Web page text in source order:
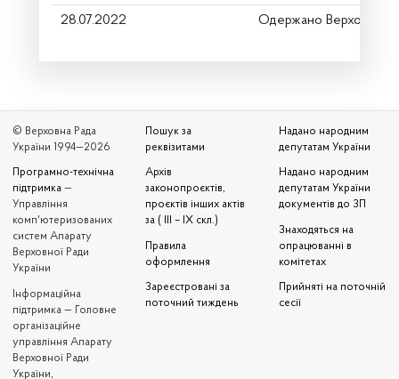
28.07.2022 Одержано Верховною
© Верховна Рада
України 1994—2026
Програмно-технічна
підтримка —
Управління
комп'ютеризованих
систем Апарату
Верховної Ради
України
Iнформаційна
підтримка — Головне
організаційне
управління Апарату
Верховної Ради
України,
Пошук за
реквізитами
Архів
законопроєктів,
проєктів інших актів
за ( III – IX скл.)
Правила
оформлення
Зареєстровані за
поточний тиждень
Надано народним
депутатам України
Надано народним
депутатам України
документів до ЗП
Знаходяться на
опрацюванні в
комітетах
Прийняті на поточній
сесії